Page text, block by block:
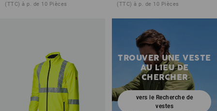
(TTC) à p. de 10 Pièces (TTC) à p. de 10 Pièces
TROUVER UNE VESTE
AU LIEU DE
CHERCHER
vers le Recherche de
vestes